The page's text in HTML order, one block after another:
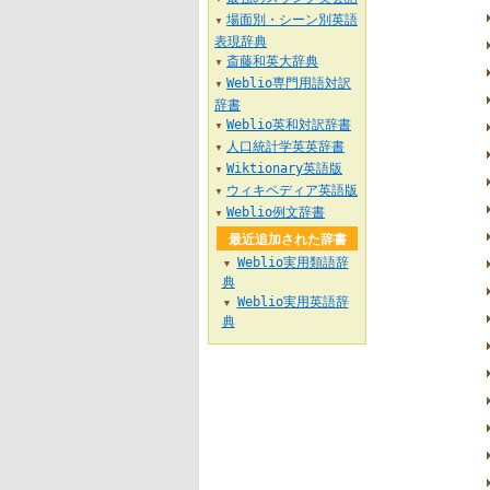
▼ 場面別・シーン別英語
表現辞典
▼ 斎藤和英大辞典
▼ Weblio専門用語対訳
辞書
▼ Weblio英和対訳辞書
▼ 人口統計学英英辞書
▼ Wiktionary英語版
▼ ウィキペディア英語版
▼ Weblio例文辞書
最近追加された辞書
▼
Weblio実用類語辞
典
▼
Weblio実用英語辞
典